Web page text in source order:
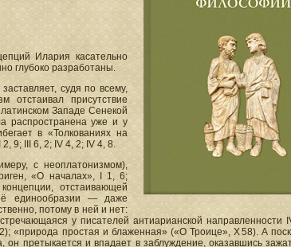
Илария касательно
глубоко разработаны.
судя по всему,
отстаивал присутствие
Западе Сенекой
распространена уже и у
в «Толкованиях на
9; III 6, 2; IV 4, 2; IV 4, 8.
с неоплатонизмом),
«О началах», I 1, 6;
отстаивающей
единообразии — даже
потому в ней и нет:
у писателей антиарианской направленности
«природа простая и блаженная» («О Троице», Х 58). А
он претыкается и впадает в заблуждение, оказавшись